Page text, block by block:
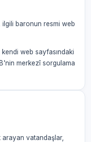
ilgili baronun resmi web
web sayfasındaki
merkezî sorgulama
vatandaşlar,